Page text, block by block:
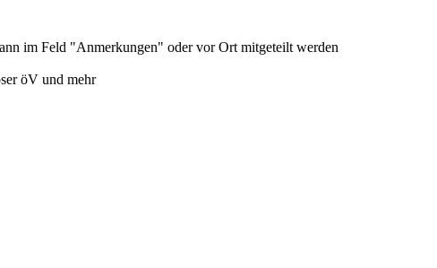
im Feld "Anmerkungen" oder vor Ort mitgeteilt werden
öV und mehr